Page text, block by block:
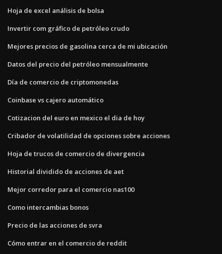
Hoja de excel análisis de bolsa
Invertir com gráfico de petróleo crudo
Mejores precios de gasolina cerca de mi ubicación
Datos del precio del petróleo mensualmente
Día de comercio de criptomonedas
Coinbase vs cajero automático
Cotizacion del euro en mexico el dia de hoy
Cribador de volatilidad de opciones sobre acciones
Hoja de trucos de comercio de divergencia
Historial dividido de acciones de aet
Mejor corredor para el comercio nas100
Como intercambias bonos
Precio de las acciones de svra
Cómo entrar en el comercio de reddit